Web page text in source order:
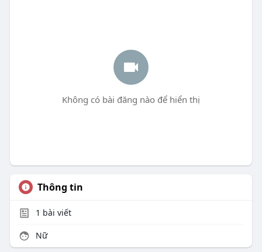
Không có bài đăng nào để hiển thị
Thông tin
1 bài viết
Nữ